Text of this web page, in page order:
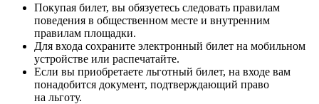
Покупая билет, вы обязуетесь следовать правилам
поведения в общественном месте и внутренним
правилам площадки.
Для входа сохраните электронный билет на мобильном
устройстве или распечатайте.
Если вы приобретаете льготный билет, на входе вам
понадобится документ, подтверждающий право
на льготу.